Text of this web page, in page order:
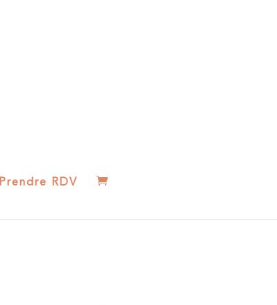
Prendre RDV